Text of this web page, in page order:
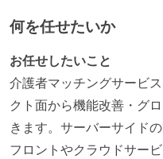
何を任せたいか
お任せしたいこと
介護者マッチングサービ
クト面から機能改善・グ
きます。サーバーサイド
フロントやクラウドサー